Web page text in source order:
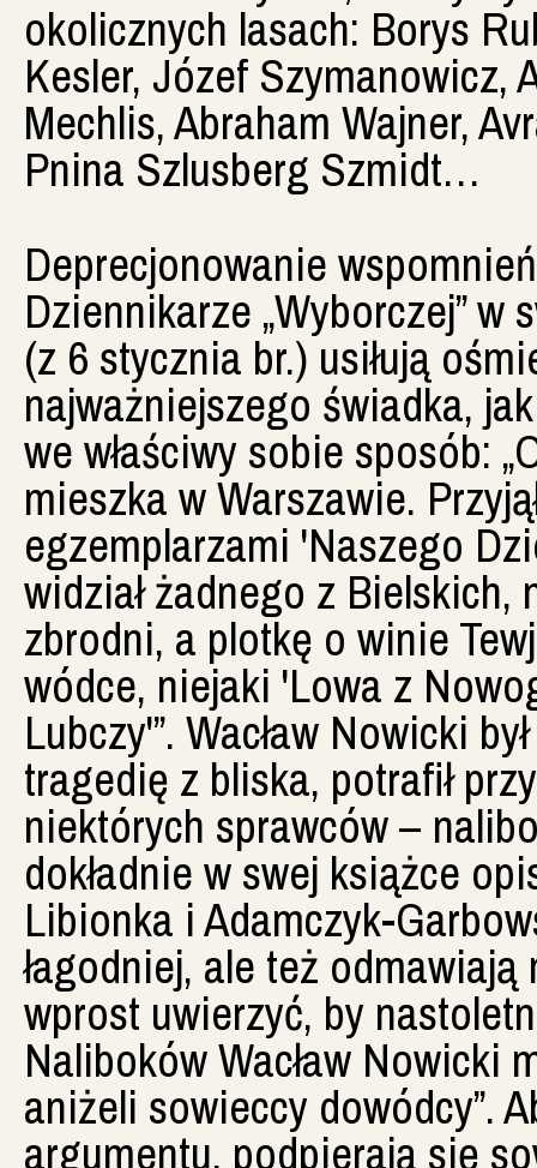
okolicznych lasach: Borys
Kesler, Józef Szymanowicz,
Mechlis, Abraham Wajner,
Pnina Szlusberg Szmidt…
Deprecjonowanie
Dziennikarze „Wyborczej” w
(z 6 stycznia br.) usiłują
najważniejszego świadka,
we właściwy sobie sposób:
mieszka w Warszawie.
egzemplarzami 'Naszego
widział żadnego z
zbrodni, a plotkę o winie
wódce, niejaki 'Lowa z
Lubczy'”. Wacław Nowicki
tragedię z bliska, potrafił
niektórych sprawców –
dokładnie w swej książce
Libionka i Adamczyk-
łagodniej, ale też
wprost uwierzyć, by
Naliboków Wacław Nowicki
aniżeli sowieccy dowódcy”.
argumentu, podpierają się